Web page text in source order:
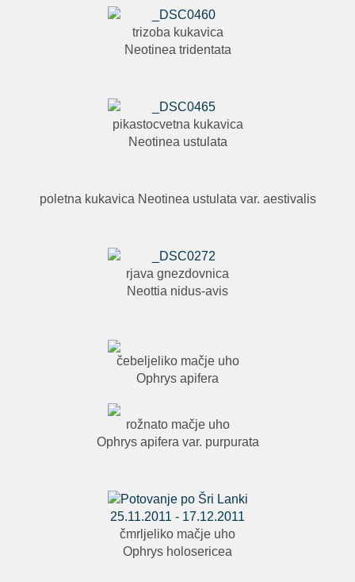
trizoba kukavica
Neotinea tridentata
pikastocvetna kukavica
Neotinea ustulata
poletna kukavica Neotinea ustulata var. aestivalis
rjava gnezdovnica
Neottia nidus-avis
čebeljeliko mačje uho
Ophrys apifera
rožnato mačje uho
Ophrys apifera var. purpurata
čmrljeliko mačje uho
Ophrys holosericea